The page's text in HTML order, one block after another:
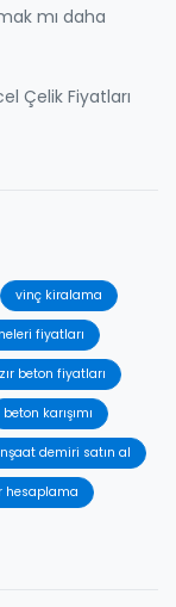
mı daha
Çelik Fiyatları
vinç kiralama
fiyatları
beton fiyatları
beton karışımı
demiri satın al
hesaplama